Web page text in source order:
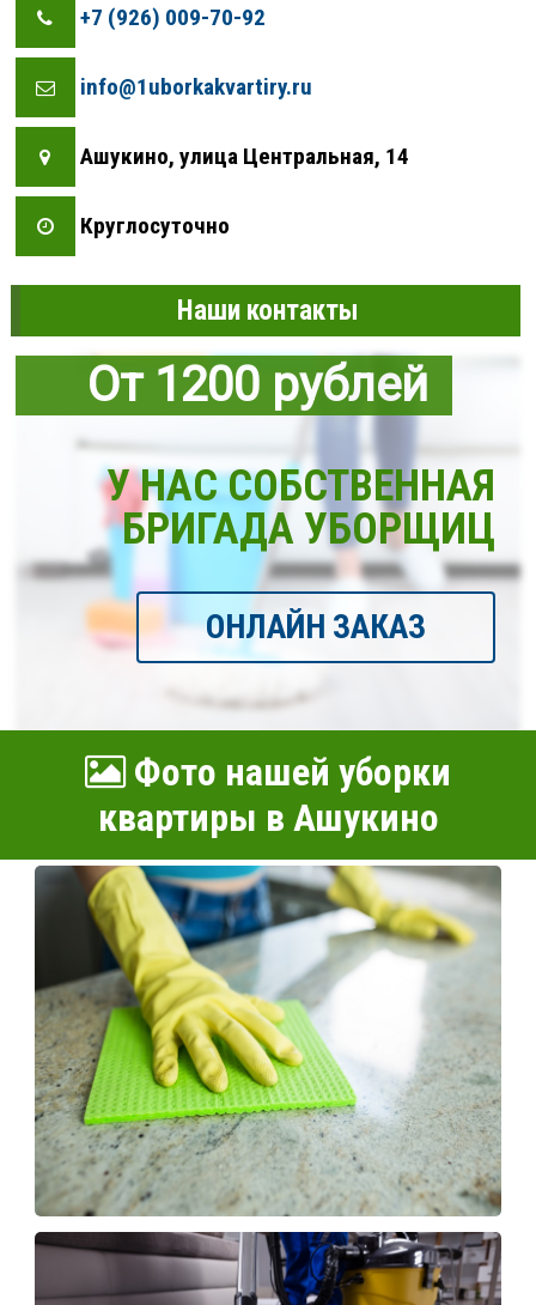
+7 (926) 009-70-92
info@1uborkakvartiry.ru
Ашукино, улица Центральная, 14
Круглосуточно
Наши контакты
От 1200 рублей
У НАС СОБСТВЕННАЯ
БРИГАДА УБОРЩИЦ
ОНЛАЙН ЗАКАЗ
Фото нашей уборки
квартиры в Ашукино